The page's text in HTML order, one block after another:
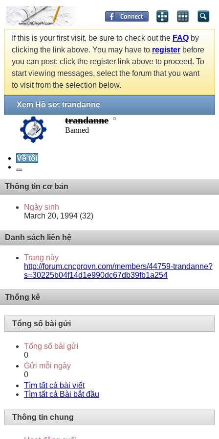
If this is your first visit, be sure to check out the FAQ by
clicking the link above. You may have to register before
you can post: click the register link above to proceed. To
start viewing messages, select the forum that you want
to visit from the selection below.
Xem Hồ sơ: trandanne
trandanne
Banned
Về tôi
...
Thông tin cơ bản
Ngày sinh
March 20, 1994 (32)
Danh sách liên hệ
Trang này
http://forum.cncprovn.com/members/44759-trandanne?
s=30225b04f14d1e990dc67db39fb1a254
Thống kê
Tổng số bài gửi
Tổng số bài gửi
0
Gửi mỗi ngày
0
Tìm tất cả bài viết
Tìm tất cả Bài bắt đầu
Thông tin chung